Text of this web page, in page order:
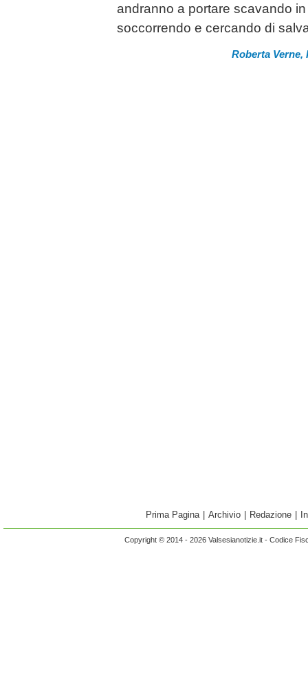
andranno a portare scavando
soccorrendo e cercando di
Roberta Verne,
Prima Pagina Archivio Redazione
Copyright © 2014 - 2026 Valsesianotizie.it - Codice